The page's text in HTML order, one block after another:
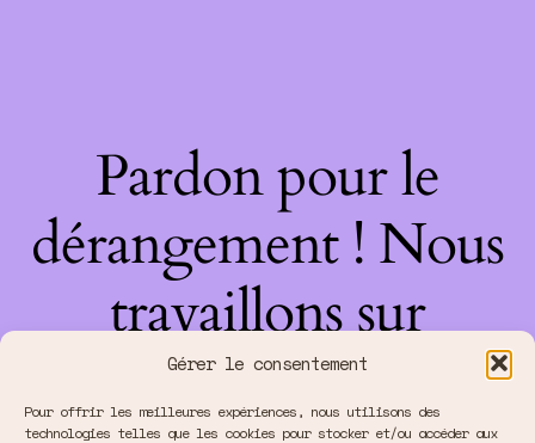
Gérer le consentement
Pour offrir les meilleures expériences, nous utilisons des
technologies telles que les cookies pour stocker et/ou accéder aux
Pardon pour le
dérangement ! Nous
travaillons sur
quelque chose de